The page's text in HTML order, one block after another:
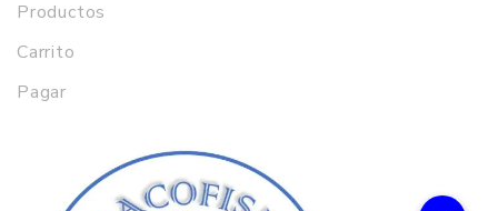
Productos
Carrito
Pagar